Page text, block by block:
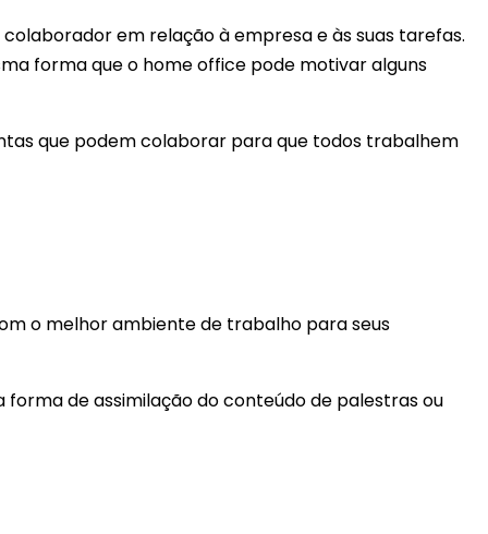
em relação à empresa e às suas tarefas.
forma que o home office pode motivar alguns
que podem colaborar para que todos trabalhem
o melhor ambiente de trabalho para seus
de assimilação do conteúdo de palestras ou